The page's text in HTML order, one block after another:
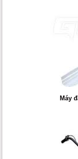
Máy